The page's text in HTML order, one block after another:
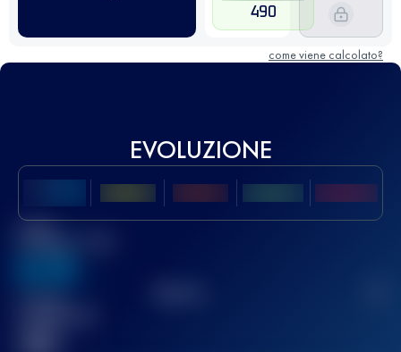
490
come viene calcolato?
EVOLUZIONE
Miglior